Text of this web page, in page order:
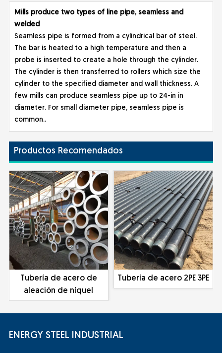
Mills produce two types of line pipe, seamless and
welded
Seamless pipe is formed from a cylindrical bar of steel.
The bar is heated to a high temperature and then a
probe is inserted to create a hole through the cylinder.
The cylinder is then transferred to rollers which size the
cylinder to the specified diameter and wall thickness. A
few mills can produce seamless pipe up to 24-in in
diameter. For small diameter pipe, seamless pipe is
common..
Productos Recomendados
Tubería de acero de
aleación de níquel
Tubería de acero 2PE 3PE
ENERGY STEEL INDUSTRIAL